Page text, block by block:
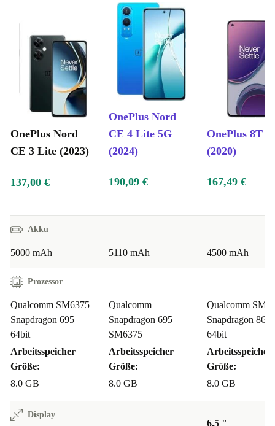
OnePlus Nord
CE 3 Lite (2023)
OnePlus Nord
CE 4 Lite 5G
(2024)
OnePlus 8T
(2020)
137,00 € 190,09 € 167,49 €
Akku
5000 mAh 5110 mAh 4500 mAh
Prozessor
Qualcomm SM6375
Snapdragon 695
64bit
Arbeitsspeicher
Größe:
8.0 GB
Qualcomm
Snapdragon 695
SM6375
Arbeitsspeicher
Größe:
8.0 GB
Qualcomm
Snapdragon 865
64bit
Arbeitsspeicher
Größe:
8.0 GB
Display
6.5 "